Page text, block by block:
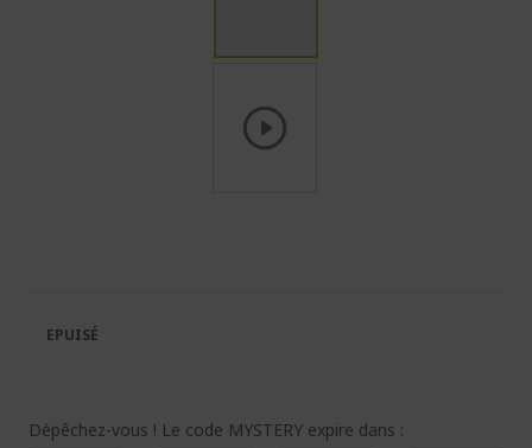
Galerie
d’images
Dépêchez-vous ! Le code MYSTERY expire dans :
EPUISÉ